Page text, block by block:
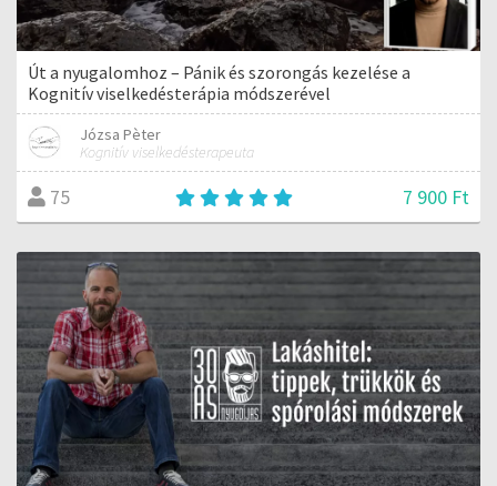
Út a nyugalomhoz – Pánik és szorongás kezelése a
Kognitív viselkedésterápia módszerével
Józsa Pèter
Kognitív viselkedésterapeuta
75 7 900 Ft